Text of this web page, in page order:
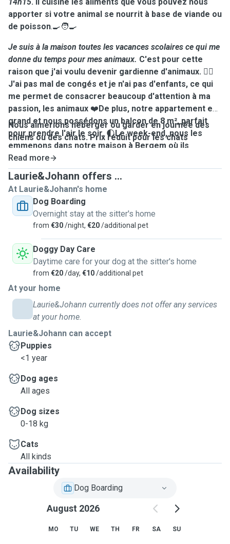
apporter si votre animal se nourrit à base de viande ou
de poisson.🍳🧑‍🍳
Je suis à la maison toutes les vacances scolaires ce qui me
donne du temps pour mes animaux. C'est pour cette
raison que j'ai voulu devenir gardienne d'animaux. 🐕‍🦺
J'ai pas mal de congés et je n'ai pas d'enfants, ce qui
me permet de consacrer beaucoup d'attention à ma
passion, les animaux ❤️De plus, notre appartement est
grand et nous possédons un balcon de 8 m², parfait
pour prendre l'air le soir.🌓Le week-end, nous les
emmenons dans notre maison à Bergem où ils
peuvent jouer dans le jardin et se promener dans les
champs derrière notre maison.🌾🏡
Nous aimerions héberger ou garder en journée des
chiens ou des chats. Prix réduit pour les chats
Read more
Laurie&Johann offers ...
At Laurie&Johann's home
Dog Boarding
Overnight stay at the sitter's home
from €30/night, €20/additional pet
Doggy Day Care
Daytime care for your dog at the sitter's home
from €20/day, €10/additional pet
At your home
Laurie&Johann currently does not offer any services
at your home.
Laurie&Johann can accept
Puppies
<1 year
Dog ages
All ages
Dog sizes
0-18 kg
Cats
All kinds
Availability
Dog Boarding
August 2026
MO TU WE TH FR SA SU